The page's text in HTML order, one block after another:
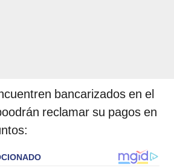
bancarizados en el
reclamar su pagos en